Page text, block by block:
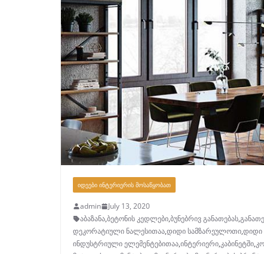
ᲘᲓᲔᲔᲑᲘ ᲘᲜᲢᲔᲠᲘᲔᲠᲘᲡ ᲛᲝᲡᲐᲬᲧᲝᲑᲐᲗ
admin
July 13, 2020
აბაზანა,ბეტონის კედლები,ბუნებრივ განათებას,
დეკორატიული ნალესითაა,დიდი სამზარეულოთი,დიდი
ინდუსტრიული ელემენტებითაა,ინტერიერი,კაბინეტში,